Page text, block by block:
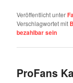
Veröffentlicht unter
Verschlagwortet mit
bezahlbar sein
ProFans